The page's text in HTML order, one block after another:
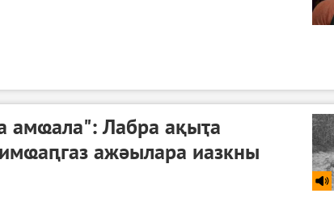
амҩала": Лабра ақыҭа
ажәылара иазкны